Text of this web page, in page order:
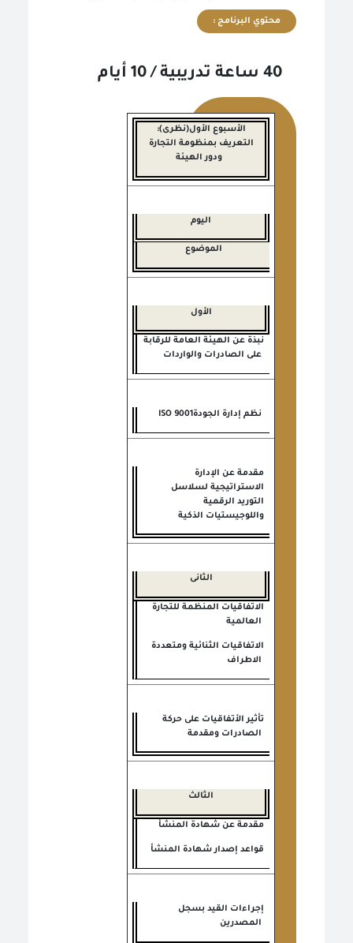
محتوي البرنامج :
40 ساعة تدريبية / 10 أيام
الأسبوع الأول(نظرى):
التعريف بمنظومة التجارة
ودور الهيئة
اليوم
الموضوع
الأول
نبذة عن الهيئة العامة للرقابة
على الصادرات والواردات
ISO 9001
مقدمة عن الإدارة
الاستراتيجية لسلاسل
التوريد الرقمية
واللوجيستيات الذكية
الثانى
الاتفاقيات المنظمة للتجارة
الاتفاقيات الثنائية ومتعددة
تأثير الأتفاقيات على حركة
الثالث
مقدمة عن شهادة المنشأ
قواعد إصدار شهادة المنشأ
إجراءات القيد بسجل